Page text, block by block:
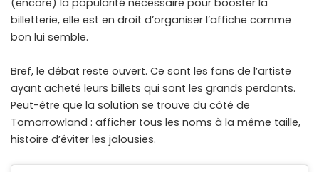
billetterie, elle est en droit d’organiser l’affiche comme
bon lui semble.
Bref, le débat reste ouvert. Ce sont les fans de l’artiste
ayant acheté leurs billets qui sont les grands perdants.
Peut-être que la solution se trouve du côté de
Tomorrowland : afficher tous les noms à la même taille,
histoire d’éviter les jalousies.